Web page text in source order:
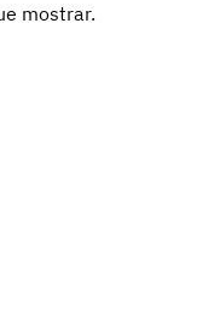
mostrar.